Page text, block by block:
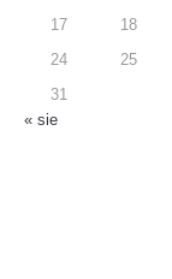
17 18
24 25
31
« sie